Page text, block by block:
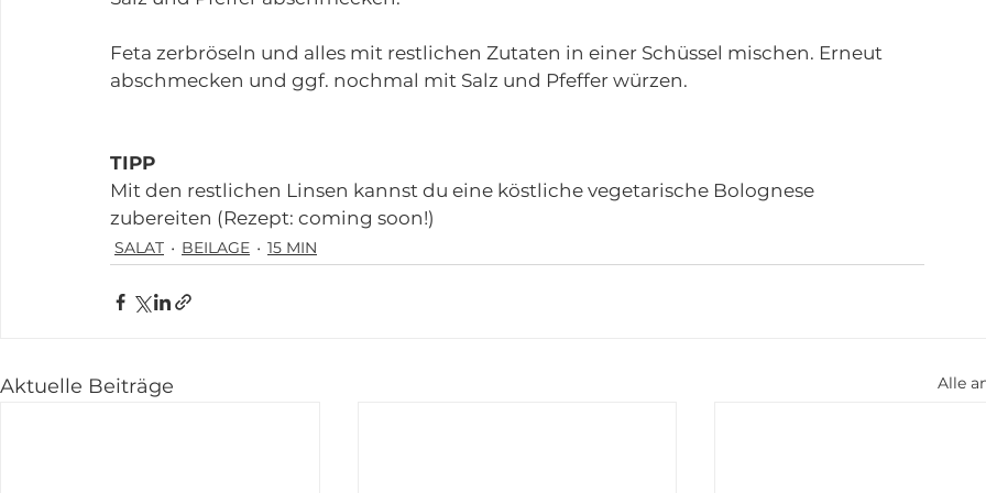
Feta zerbröseln und alles mit restlichen Zutaten in einer Schüssel mischen. Erneut
abschmecken und ggf. nochmal mit Salz und Pfeffer würzen.
TIPP
Mit den restlichen Linsen kannst du eine köstliche vegetarische Bolognese
zubereiten (Rezept: coming soon!)
SALAT BEILAGE 15 MIN
Aktuelle Beiträge Alle